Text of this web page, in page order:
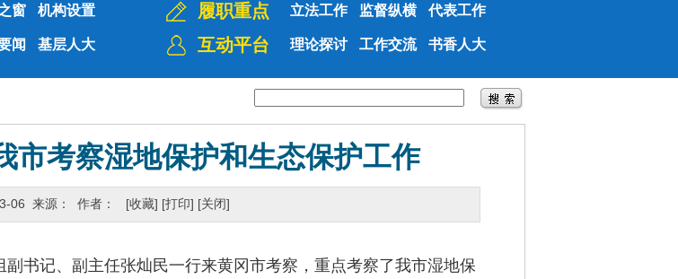
窗 机构设置
闻 基层人大
履职重点 立法工作 监督纵横 代表工作
互动平台 理论探讨 工作交流 书香人大
市考察湿地保护和生态保护工作
06 来源： 作者： [收藏] [打印] [关闭]
记、副主任张灿民一行来黄冈市考察，重点考察了我市湿地保